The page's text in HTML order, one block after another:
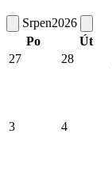
Srpen2026
Po
Út
27
28
3 4